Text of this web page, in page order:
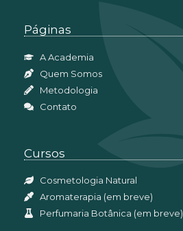
Páginas
A Academia
Quem Somos
Metodologia
Contato
Cursos
Cosmetologia Natural
Aromaterapia (em breve)
Perfumaria Botânica (em breve)